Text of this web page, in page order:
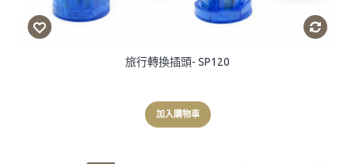
旅行轉換插頭- SP120
加入購物車